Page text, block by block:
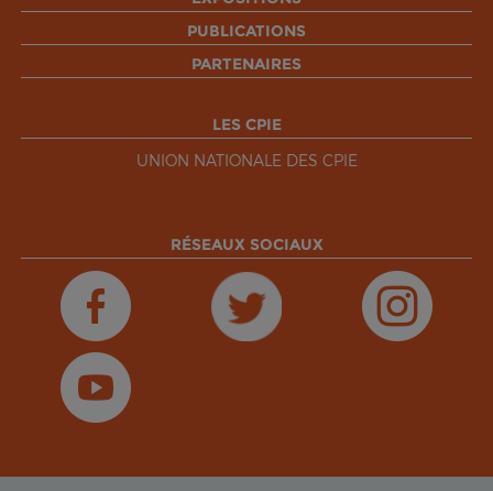
PUBLICATIONS
PARTENAIRES
LES CPIE
UNION NATIONALE DES CPIE
RÉSEAUX SOCIAUX